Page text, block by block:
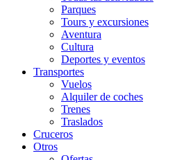
Parques
Tours y excursiones
Aventura
Cultura
Deportes y eventos
Transportes
Vuelos
Alquiler de coches
Trenes
Traslados
Cruceros
Otros